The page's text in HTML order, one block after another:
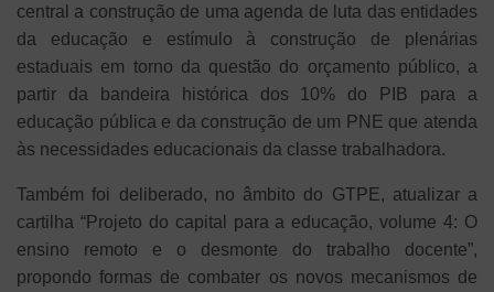
central a construção de uma agenda de luta das entidades
da educação e estímulo à construção de plenárias
estaduais em torno da questão do orçamento público, a
partir da bandeira histórica dos 10% do PIB para a
educação pública e da construção de um PNE que atenda
às necessidades educacionais da classe trabalhadora.
Também foi deliberado, no âmbito do GTPE, atualizar a
cartilha “Projeto do capital para a educação, volume 4: O
ensino remoto e o desmonte do trabalho docente”,
propondo formas de combater os novos mecanismos de